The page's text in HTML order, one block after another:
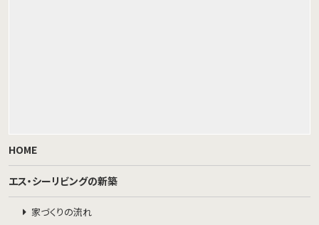
HOME
エス・シーリビングの新築
家づくりの流れ